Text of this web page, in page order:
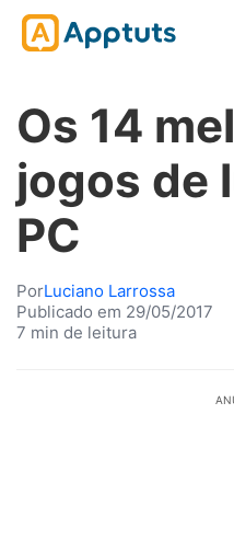
Os 14
jogos de
PC
PorLuciano Larrossa
Publicado em 29/05/2017
7 min de leitura